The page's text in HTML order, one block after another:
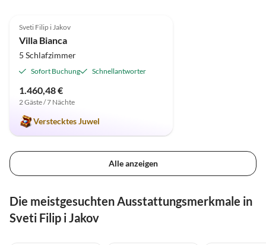
Sveti Filip i Jakov
Villa Bianca
5 Schlafzimmer
Sofort Buchung Schnellantworter
1.460,48 €
2 Gäste / 7 Nächte
Verstecktes Juwel
Alle anzeigen
Die meistgesuchten Ausstattungsmerkmale in
Sveti Filip i Jakov